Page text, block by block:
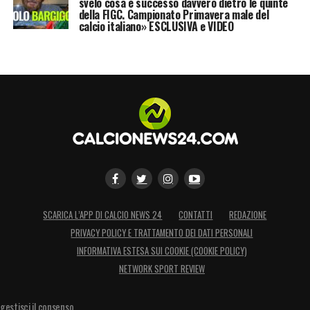
LA PLAYLIST DELLE NOSTRE TOP NEWS
della FIGC. Campionato Primavera male del
calcio italiano» ESCLUSIVA e VIDEO
SCARICA L’APP DI CALCIO NEWS 24 CONTATTI
REDAZIONE
PRIVACY POLICY E TRATTAMENTO DEI DATI PERSONALI
INFORMATIVA ESTESA SUI COOKIE (COOKIE POLICY)
NETWORK SPORT REVIEW
gestisci il consenso